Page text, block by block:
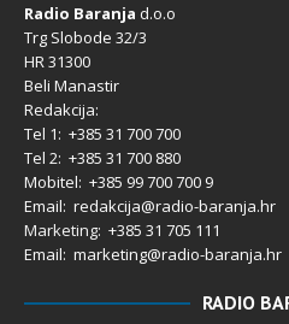
Radio Baranja d.o.o
Trg Slobode 32/3
HR 31300
Beli Manastir
Redakcija:
Tel 1: +385 31 700 700
Tel 2: +385 31 700 880
Mobitel: +385 99 700 700 9
Email: redakcija@radio-baranja.hr
Marketing: +385 31 705 111
Email: marketing@radio-baranja.hr
RADIO